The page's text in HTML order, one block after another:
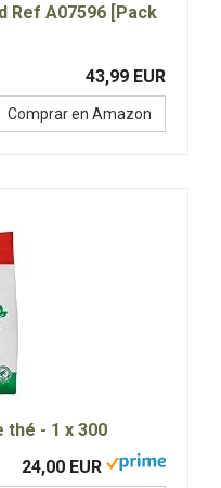
Ref A07596 [Pack
43,99 EUR
Comprar en Amazon
thé - 1 x 300
24,00 EUR